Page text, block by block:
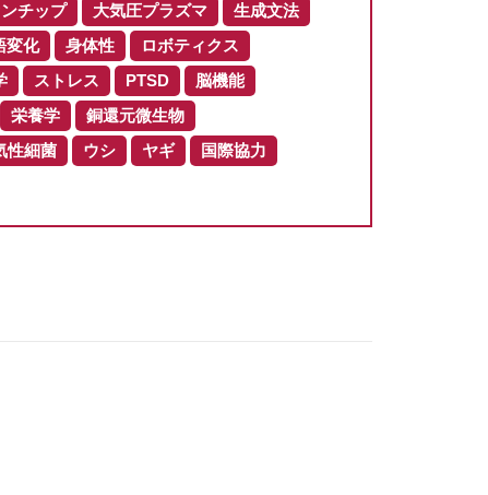
チップ 大気圧プラズマ
生成文法
変化 身体性
ロボティクス
ストレス PTSD
脳機能
栄養学
銅還元微生物
性細菌 ウシ ヤギ
国際協力